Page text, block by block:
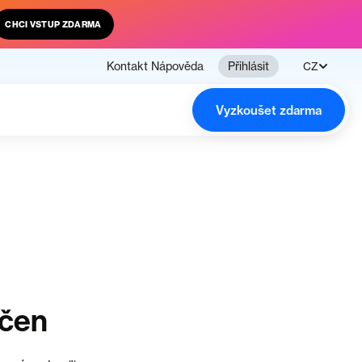
CHCI VSTUP ZDARMA
Kontakt Nápověda Přihlásit CZ
Vyzkoušet zdarma